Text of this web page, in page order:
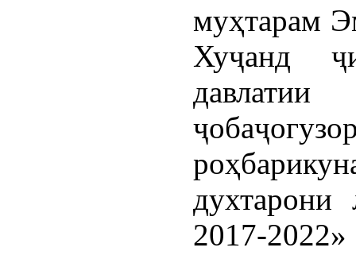
муҳтарам
Хуҷанд
духтарони
2017-